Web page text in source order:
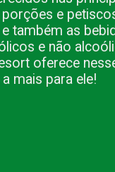
e
também as
e não
oferece
mais para ele!